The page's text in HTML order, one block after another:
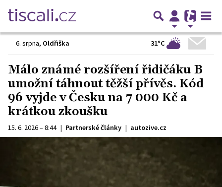
6. srpna, Oldřiška 31°C
Málo známé rozšíření řidičáku B
umožní táhnout těžší přívěs. Kód
96 vyjde v Česku na 7 000 Kč a
krátkou zkoušku
15. 6. 2026 – 8:44 | Partnerské články | autozive.cz